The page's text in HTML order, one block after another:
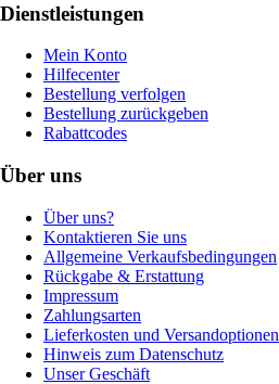
Dienstleistungen
Mein Konto
Hilfecenter
Bestellung verfolgen
Bestellung zurückgeben
Rabattcodes
Über uns
Über uns?
Kontaktieren Sie uns
Allgemeine Verkaufsbedingungen
Rückgabe & Erstattung
Impressum
Zahlungsarten
Lieferkosten und Versandoptionen
Hinweis zum Datenschutz
Unser Geschäft